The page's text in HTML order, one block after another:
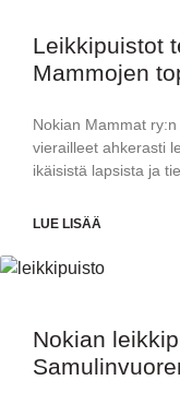
Leikkipuistot
Mammojen
Nokian Mammat
vierailleet ahkerasti
ikäisistä lapsista ja
LUE LISÄÄ
Nokian